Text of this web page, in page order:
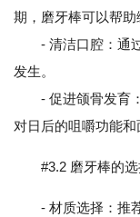
期，磨牙棒可以帮助
- 清洁口腔：通过
发生。
- 促进颌骨发育：
对日后的咀嚼功能和
#3.2 磨牙棒的
- 材质选择：推